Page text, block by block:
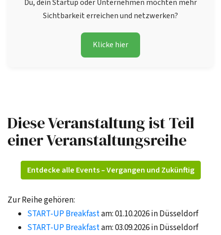
Du, dein Startup oder Unternehmen möchten mehr
Sichtbarkeit erreichen und netzwerken?
Klicke hier
Diese Veranstaltung ist Teil
einer Veranstaltungsreihe
Entdecke alle Events – Vergangen und Zukünftig
Zur Reihe gehören:
START-UP Breakfastam: 01.10.2026 in Düsseldorf
START-UP Breakfastam: 03.09.2026 in Düsseldorf